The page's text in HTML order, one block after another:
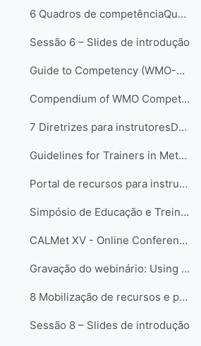
6 Quadros de competênciaQuadros de competências vê...
Sessão 6 – Slides de introdução
Guide to Competency (WMO-No. 1205) - EN, FR, ES
Compendium of WMO Competency Frameworks (WMO-No. 1209)
7 Diretrizes para instrutoresDando continuidade ao...
Guidelines for Trainers in Meteorological, Hydrological and Climate Services, (WMO-No. 1114)
Portal de recursos para instrutores
Simpósio de Educação e Treinamento da OMM em 2021 - SYMET-14
CALMet XV - Online Conference 2023
Gravação do webinário: Using Brinkerhoff’s Success Case Method to evaluate the impact of training (2021)
8 Mobilização de recursos e parceriasCom o tema da...
Sessão 8 – Slides de introdução